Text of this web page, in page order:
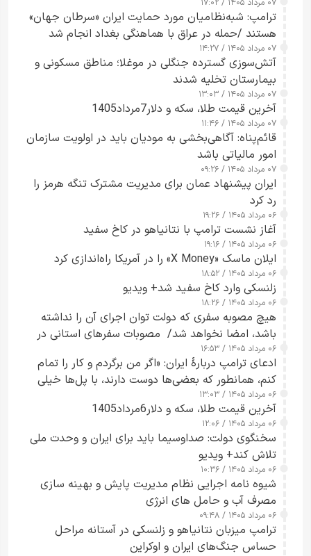
۰۷ مرداد ۱۴۰۵ / ۱۷:۰۲
ترامپ: شبه‌نظامیان مورد حمایت ایران «سرطان جهان»
هستند /حمله در عراق با هماهنگی بغداد انجام شد
۰۷ مرداد ۱۴۰۵ / ۱۴:۲۷
آتش‌سوزی گسترده جنگلی در موغلا؛ مناطق مسکونی و
بیمارستان تخلیه شدند
۰۷ مرداد ۱۴۰۵ / ۱۳:۰۳
آخرین قیمت طلا، سکه و دلار7مرداد1405
۰۷ مرداد ۱۴۰۵ / ۱۱:۴۶
قائم‌پناه: آگاهی‌بخشی به مودیان باید در اولویت سازمان
امور مالیاتی باشد
۰۷ مرداد ۱۴۰۵ / ۰۹:۲۶
ایران پیشنهاد عمان برای مدیریت مشترک تنگه هرمز را
رد کرد
۰۶ مرداد ۱۴۰۵ / ۱۹:۲۶
آغاز نشست ترامپ با نتانیاهو در کاخ سفید
۰۶ مرداد ۱۴۰۵ / ۱۹:۱۶
ایلان ماسک «X Money» را در آمریکا راه‌اندازی کرد
۰۶ مرداد ۱۴۰۵ / ۱۸:۵۲
زلنسکی وارد کاخ سفید شد+ ویدیو
۰۶ مرداد ۱۴۰۵ / ۱۸:۲۶
هیچ مصوبه سفری که دولت توان اجرای آن را نداشته
باشد، امضا نخواهد شد/ مصوبات سفرهای استانی در
چارچوب قانون بودجه است+ عکس
۰۶ مرداد ۱۴۰۵ / ۱۶:۵۳
ادعای ترامپ دربارهٔ ایران: «اگر من برگردم و کار را تمام
کنم، همانطور که بعضی‌ها دوست دارند، با پل‌ها خیلی
راحت می‌توانم بیشتر پل‌هایشان را در کمتر از یک
ساعت از بین ببرم+ ویدیو
۰۶ مرداد ۱۴۰۵ / ۱۳:۰۳
آخرین قیمت طلا، سکه و دلار6مرداد1405
۰۶ مرداد ۱۴۰۵ / ۱۲:۰۶
سخنگوی دولت: صداوسیما باید برای ایران و وحدت ملی
تلاش کند+ ویدیو
۰۶ مرداد ۱۴۰۵ / ۱۰:۳۶
شیوه نامه اجرایی نظام مدیریت پایش و بهینه سازی
مصرف آب و حامل های انرژی
۰۶ مرداد ۱۴۰۵ / ۰۹:۴۸
ترامپ میزبان نتانیاهو و زلنسکی در آستانه مراحل
حساس جنگ‌های ایران و اوکراین